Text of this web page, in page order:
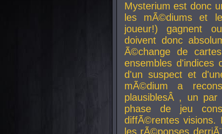
Mysterium est donc
les mÃ©diums et
joueur!) gagnent
doivent donc
Ã©change de
ensembles d'indices
d'un suspect et
mÃ©dium a
plausiblesÂ , un par
phase de jeu
diffÃ©rentes visions.
les rÃ©ponses